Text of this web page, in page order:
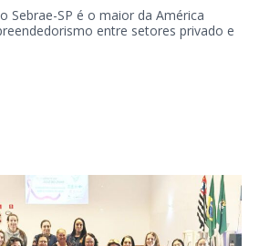
Sebrae-SP é o maior da América
entre setores privado e